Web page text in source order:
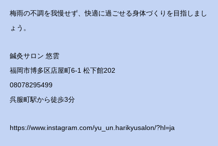
梅雨の不調を我慢せず、快適に過ごせる身体づくりを目指しまし
ょう。
鍼灸サロン 悠雲
福岡市博多区店屋町6-1 松下館202
08078295499
呉服町駅から徒歩3分
https://www.instagram.com/yu_un.harikyusalon/?hl=ja